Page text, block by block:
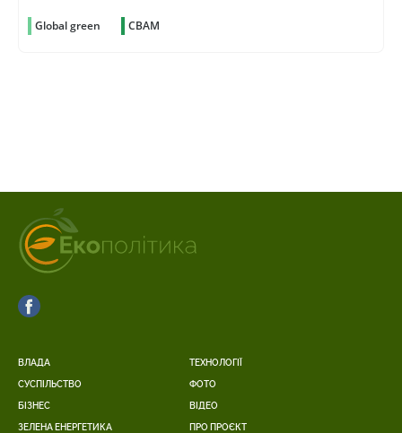
Global green CBAM
ВЛАДА
СУСПІЛЬСТВО
БІЗНЕС
ЗЕЛЕНА ЕНЕРГЕТИКА
ТЕХНОЛОГІЇ
ФОТО
ВІДЕО
ПРО ПРОЄКТ